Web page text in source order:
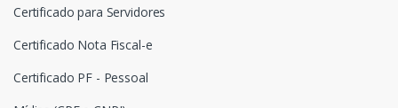
Certificado para Servidores
Certificado Nota Fiscal-e
Certificado PF - Pessoal